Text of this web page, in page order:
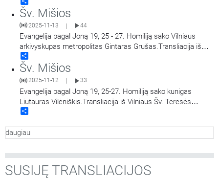
bažnyčios. Aušros Vartų Švč. Mergelės Marijos
Gailestingumo Motinos atlaidai.
Šv. Mišios
2025-11-13 | 44
Evangelija pagal Joną 19, 25 - 27. Homiliją sako Vilniaus
arkivyskupas metropolitas Gintaras Grušas.Transliacija iš
Vilniaus Šv. Teresės bažnyčios. Aušros Vartų Švč. Mergelės
Marijos Gailestingumo Motinos atlaidai.
Šv. Mišios
2025-11-12 33
Evangelija pagal Joną 19, 25-27. Homiliją sako kunigas
Liutauras Vilėniškis.Transliacija iš Vilniaus Šv. Teresės
bažnyčios. Aušros Vartų Švč. Mergelės Marijos
daugiau
SUSIJĘ TRANSLIACIJOS